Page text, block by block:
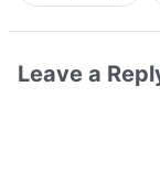
Leave a